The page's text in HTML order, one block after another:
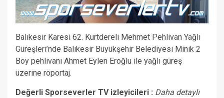
Balıkesir Karesi 62. Kurtdereli Mehmet Pehlivan Yağlı
Güreşleri’nde Balıkesir Büyükşehir Belediyesi Minik 2
Boy pehlivanı Ahmet Eylen Eroğlu ile yağlı güreş
üzerine röportaj.
Değerli Sporseverler TV izleyicileri : Daha detaylı